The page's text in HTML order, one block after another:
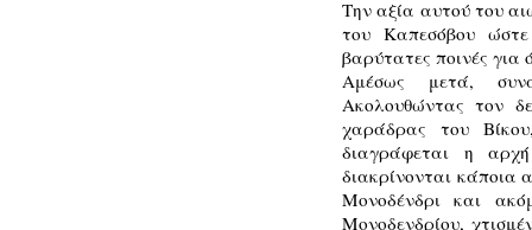
Την αξία αυτού του
του Καπεσόβου
βαρύτατες ποινές
Αμέσως μετά,
Ακολουθώντας τον
χαράδρας του
διαγράφεται η
διακρίνονται κάποια
Μονοδένδρι και
Μονοδενδρίου,